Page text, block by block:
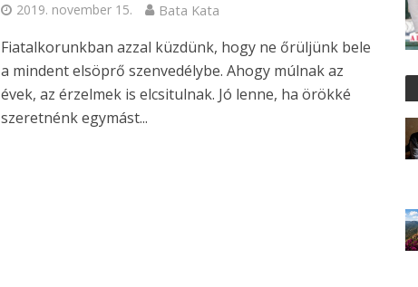
2019. november 15. Bata Kata
Fiatalkorunkban azzal küzdünk, hogy ne őrüljünk bele
a mindent elsöprő szenvedélybe. Ahogy múlnak az
évek, az érzelmek is elcsitulnak. Jó lenne, ha örökké
szeretnénk egymást...